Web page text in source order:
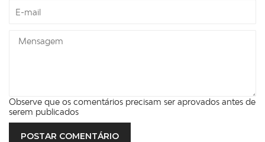
Observe que os comentários precisam ser aprovados antes de
serem publicados